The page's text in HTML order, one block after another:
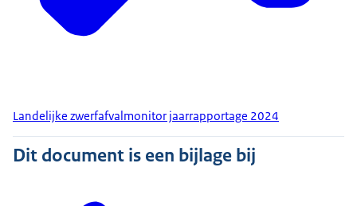
Landelijke zwerfafvalmonitor jaarrapportage 2024
Dit document is een bijlage bij